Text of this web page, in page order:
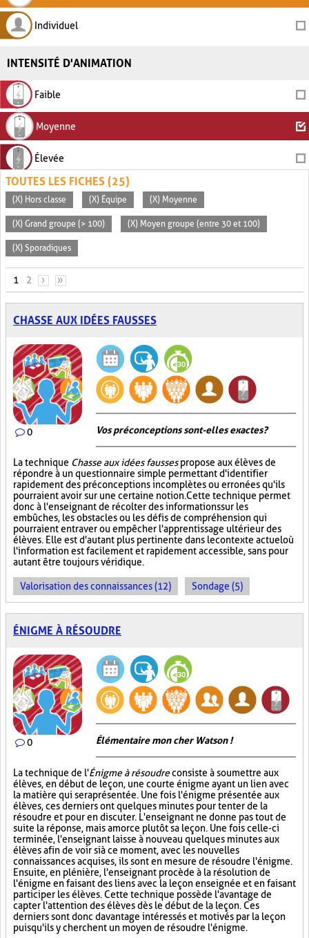
Individuel
INTENSITÉ D'ANIMATION
Faible
Moyenne
Élevée
TOUTES LES FICHES (25)
(X) Hors classe (X) Équipe (X) Moyenne
(X) Grand groupe (> 100) (X) Moyen groupe (entre 30 et 100)
(X) Sporadiques
PAGES
1 2 › »
CHASSE AUX IDÉES FAUSSES
0 Vos préconceptions sont-elles exactes ?
La technique Chasse aux idées faussespropose aux élèves de
répondre à un questionnaire simple permettant d'identifier
rapidement des préconceptions incomplètes ou erronées qu'ils
pourraient avoir sur une certaine notion. Cette technique permet
donc à l'enseignant de récolter des informations sur les
embûches, les obstacles ou les défis de compréhension qui
pourraient entraver ou empêcher l'apprentissage ultérieur des
élèves. Elle est d'autant plus pertinente dans le contexte actuel où
l'information est facilement et rapidement accessible, sans pour
autant être toujours véridique.
Valorisation des connaissances (12) Sondage (5)
ÉNIGME À RÉSOUDRE
0 Élémentaire mon cher Watson !
La technique de l'Énigme à résoudreconsiste à soumettre aux
élèves, en début de leçon, une courte énigme ayant un lien avec
la matière qui sera présentée. Une fois l'énigme présentée aux
élèves, ces derniers ont quelques minutes pour tenter de la
résoudre et pour en discuter. L'enseignant ne donne pas tout de
suite la réponse, mais amorce plutôt sa leçon. Une fois celle-ci
terminée, l'enseignant laisse à nouveau quelques minutes aux
élèves afin de voir si à ce moment, avec les nouvelles
connaissances acquises, ils sont en mesure de résoudre l'énigme.
Ensuite, en plénière, l'enseignant procède à la résolution de
l'énigme en faisant des liens avec la leçon enseignée et en faisant
participer les élèves. Cette technique possède l'avantage de
capter l'attention des élèves dès le début de la leçon. Ces
derniers sont donc davantage intéressés et motivés par la leçon
puisqu'ils y cherchent un moyen de résoudre l'énigme.